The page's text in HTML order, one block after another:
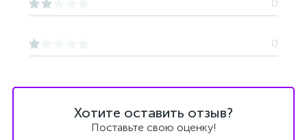
Хотите оставить отзыв?
Поставьте свою оценку!
0
0